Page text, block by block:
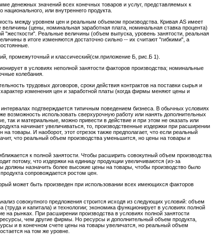
денежных значений всех конечных товаров и услуг, представляемых к
или внутреннего продукта.
между уровнем цен и реальным объемом производства. Кривая AS имеет
(цены, номинальная заработная плата, номинальная ставка процента)
"жесткости". Реальные величины (объем выпуска, уровень занятости, реальная
в итоге изменяются достаточно сильно -- их считают "гибкими", а
промежуточный и классический(см.приложение Б, рис.Б 1).
в условиях неполной занятости факторов производства; номинальные
колебания.
трудовых договоров, сроки действия контрактов на поставки сырья и
изменения цен и заработной платы (когда фирмы меняют цены и
подтверждается типичным поведением бизнеса. В обычных условиях
использовать сверхурочную работу или нанять дополнительных
так и материальные, можно привести в действие и при этом не оказать или
начинает увеличиваться, то, производственные издержки при расширении
товары. И наоборот, этот отрезок также предполагает, что если реальный
что реальный объем производства уменьшится, но цены на товары и
к полной занятости. Чтобы расширить совокупный объем производства,
потому, что издержки на единицу продукции увеличиваются (из-за
должны назначить более высокие цены на товары, чтобы производство было
сопровождается ростом цен.
может быть произведен при использовании всех имеющихся факторов
совокупного предложения строится исходя из следующих условий: объем
и капитала) и технологии; экономика функционирует в условиях полной
на рынках. При расширении производства в условиях полной занятости
чем другие фирмы. Но ресурсы и дополнительный объем продукта,
и в конечном счете цены на товары увеличатся, но реальный объем
на том же уровне.